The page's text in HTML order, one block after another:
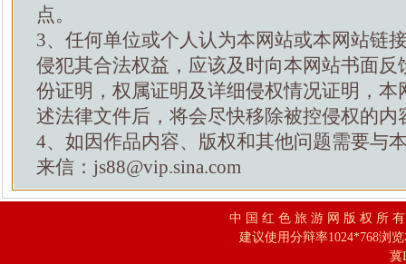
点。
3、任何单位或个人认为本网站或本网站链
侵犯其合法权益，应该及时向本网站书面反
份证明，权属证明及详细侵权情况证明，本
述法律文件后，将会尽快移除被控侵权的内
4、如因作品内容、版权和其他问题需要与
来信：js88@vip.sina.com
中 国 红 色 旅 游 网 版 权 所
建议使用分辩率1024*768浏
冀